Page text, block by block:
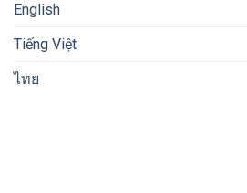
English
Tiếng Việt
ไทย